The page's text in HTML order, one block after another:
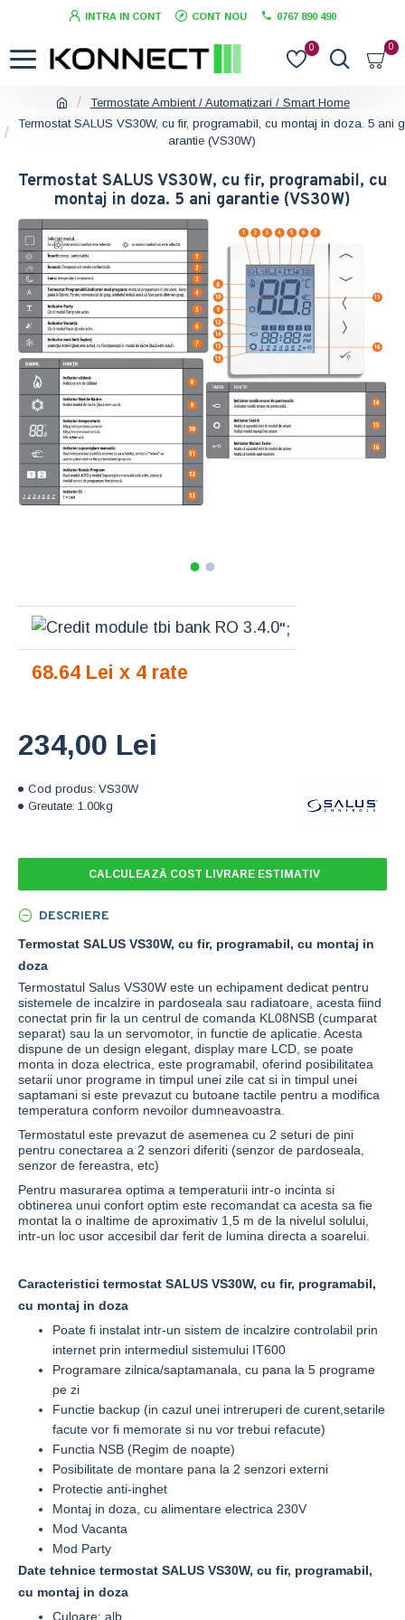
INTRA IN CONT CONT NOU 0767 890 490
0 0
Termostate Ambient / Automatizari / Smart Home
Termostat SALUS VS30W, cu fir, programabil, cu montaj in doza. 5 ani g
arantie (VS30W)
Termostat SALUS VS30W, cu fir, programabil, cu
montaj in doza. 5 ani garantie (VS30W)
Cod produs: VS30W
Greutate: 1.00kg
234,00 Lei
";
68.64 Lei x 4 rate
CALCULEAZĂ COST LIVRARE ESTIMATIV
DESCRIERE
Termostat SALUS VS30W, cu fir, programabil, cu montaj in
doza
Termostatul Salus VS30W este un echipament dedicat pentru
sistemele de incalzire in pardoseala sau radiatoare, acesta fiind
conectat prin fir la un centrul de comanda KL08NSB (cumparat
separat) sau la un servomotor, in functie de aplicatie. Acesta
dispune de un design elegant, display mare LCD, se poate
monta in doza electrica, este programabil, oferind posibilitatea
setarii unor programe in timpul unei zile cat si in timpul unei
saptamani si este prevazut cu butoane tactile pentru a modifica
temperatura conform nevoilor dumneavoastra.
Termostatul este prevazut de asemenea cu 2 seturi de pini
pentru conectarea a 2 senzori diferiti (senzor de pardoseala,
senzor de fereastra, etc)
Pentru masurarea optima a temperaturii intr-o incinta si
obtinerea unui confort optim este recomandat ca acesta sa fie
montat la o inaltime de aproximativ 1,5 m de la nivelul solului,
intr-un loc usor accesibil dar ferit de lumina directa a soarelui.
Caracteristici termostat SALUS VS30W, cu fir, programabil,
cu montaj in doza
Poate fi instalat intr-un sistem de incalzire controlabil prin
internet prin intermediul sistemului IT600
Programare zilnica/saptamanala, cu pana la 5 programe
pe zi
Functie backup (in cazul unei intreruperi de curent,setarile
facute vor fi memorate si nu vor trebui refacute)
Functia NSB (Regim de noapte)
Posibilitate de montare pana la 2 senzori externi
Protectie anti-inghet
Montaj in doza, cu alimentare electrica 230V
Mod Vacanta
Mod Party
Date tehnice termostat SALUS VS30W, cu fir, programabil,
cu montaj in doza
Culoare: alb